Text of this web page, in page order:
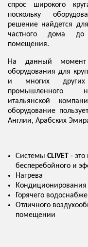
спрос широкого
поскольку
решение найдется
частного дома до
помещения.
На данный
оборудования для
и многих других
промышленного
итальянской
оборудование
Англии, Арабских
Системы CLIVET - это
бесперебойного и
Нагрева
Кондиционирования
Горячего
Отличного
помещении